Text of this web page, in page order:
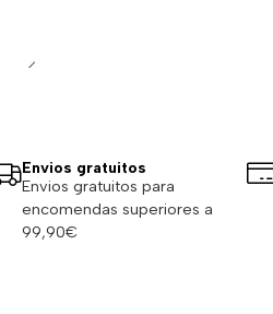
Envios gratuitos
Envios gratuitos para
encomendas superiores a
99,90€